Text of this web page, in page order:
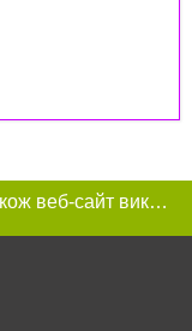
Цей сайт використовує «cookies». Також веб-сайт використовує інтернет-сервіс для збору технічних даних стосовно відвідувачів з метою отримання маркетингової та статистичної інформації. Умови обробки даних відвідувачів сайту див.